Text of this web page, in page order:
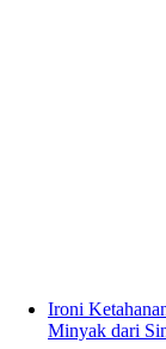
Ironi
Minyak dari